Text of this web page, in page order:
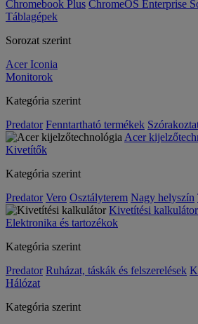
Chromebook Plus ChromeOS Enterprise
Táblagépek
Sorozat szerint
Acer Iconia
Monitorok
Kategória szerint
Predator Fenntartható termékek
Acer
Kivetítők
Kategória szerint
Predator Vero Osztályterem Nagy helyszín
Kivetítési kalkulátor
Elektronika és tartozékok
Kategória szerint
Predator Ruházat, táskák és felszerelések
Hálózat
Kategória szerint